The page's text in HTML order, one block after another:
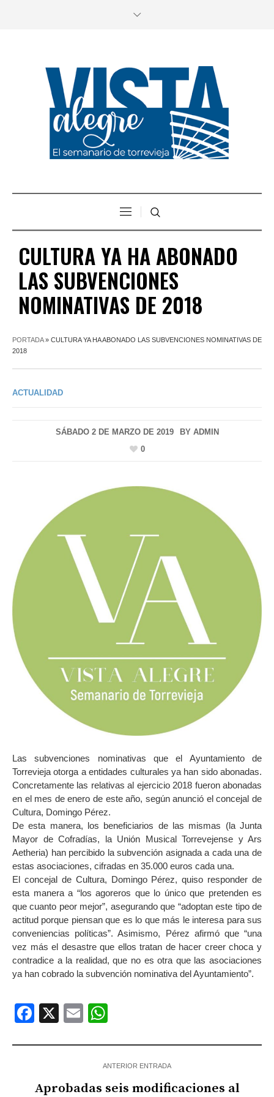
CULTURA YA HA ABONADO
LAS SUBVENCIONES
NOMINATIVAS DE 2018
PORTADA» CULTURA YA HA ABONADO LAS SUBVENCIONES NOMINATIVAS DE
2018
ACTUALIDAD
SÁBADO 2 DE MARZO DE 2019 BY ADMIN
0
Las subvenciones nominativas que el Ayuntamiento de
Torrevieja otorga a entidades culturales ya han sido abonadas.
Concretamente las relativas al ejercicio 2018 fueron abonadas
en el mes de enero de este año, según anunció el concejal de
Cultura, Domingo Pérez.
De esta manera, los beneficiarios de las mismas (la Junta
Mayor de Cofradías, la Unión Musical Torrevejense y Ars
Aetheria) han percibido la subvención asignada a cada una de
estas asociaciones, cifradas en 35.000 euros cada una.
El concejal de Cultura, Domingo Pérez, quiso responder de
esta manera a “los agoreros que lo único que pretenden es
que cuanto peor mejor”, asegurando que “adoptan este tipo de
actitud porque piensan que es lo que más le interesa para sus
conveniencias políticas”. Asimismo, Pérez afirmó que “una
vez más el desastre que ellos tratan de hacer creer choca y
contradice a la realidad, que no es otra que las asociaciones
ya han cobrado la subvención nominativa del Ayuntamiento”.
Facebook
X Email
ANTERIOR ENTRADA
Aprobadas seis modificaciones al